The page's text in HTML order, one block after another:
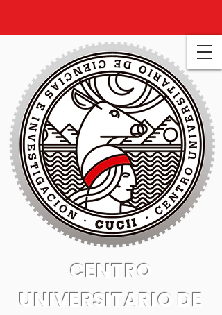
CENTRO
UNIVERSITARIO DE